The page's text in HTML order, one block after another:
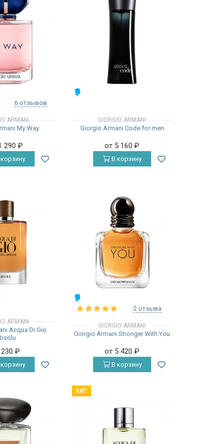
6 отзывов
ARMANI
My Way
290₽
GIORGIO ARMANI
Giorgio Armani Code for men
от 5 160₽
В корзину
ARMANI
Acqua Di Gio
230₽
2 отзыва
GIORGIO ARMANI
Giorgio Armani Stronger With You
от 5 420₽
В корзину
ХИТ